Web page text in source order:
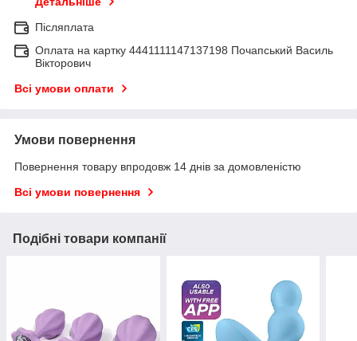
Післяплата
Оплата на картку 4441111147137198 Почапський Василь
Вікторович
Всі умови оплати
Умови повернення
Повернення товару впродовж 14 днів за домовленістю
Всі умови повернення
Подібні товари компанії